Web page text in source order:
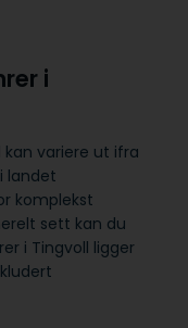
i
variere ut ifra
landet
komplekst
sett kan du
i Tingvoll ligger